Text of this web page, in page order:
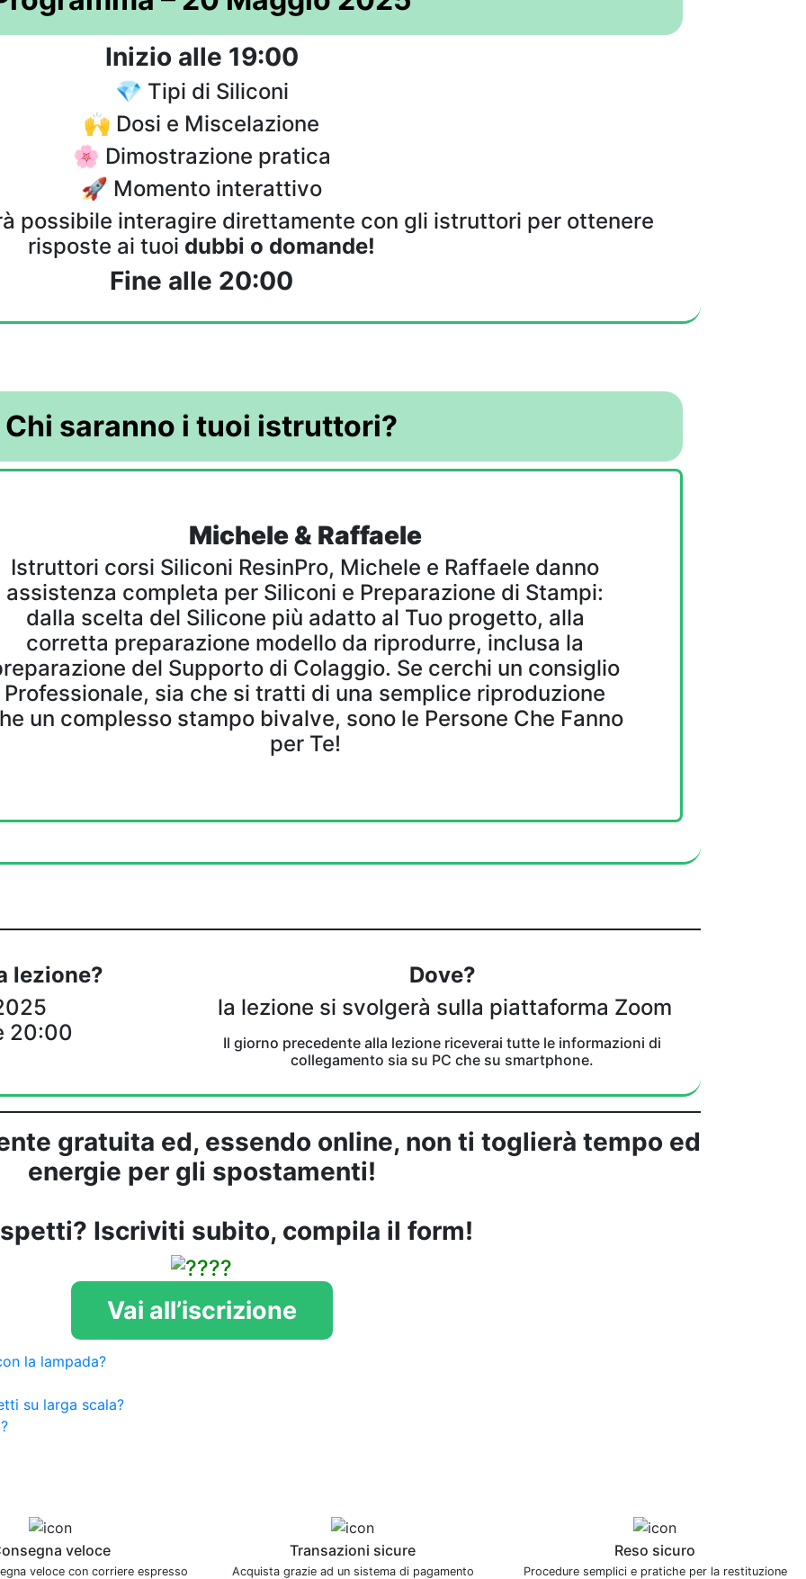
Inizio alle 19:00
💎 Tipi di Siliconi
🙌 Dosi e Miscelazione
🌸 Dimostrazione pratica
🚀 Momento interattivo
possibile interagire direttamente con gli istruttori per ottenere
risposte ai tuoi dubbi o domande!
Fine alle 20:00
Chi saranno i tuoi istruttori?
Michele & Raffaele
Istruttori corsi Siliconi ResinPro, Michele e Raffaele danno
assistenza completa per Siliconi e Preparazione di Stampi:
dalla scelta del Silicone più adatto al Tuo progetto, alla
corretta preparazione modello da riprodurre, inclusa la
del Supporto di Colaggio. Se cerchi un consiglio
Professionale, sia che si tratti di una semplice riproduzione
un complesso stampo bivalve, sono le Persone Che Fanno
per Te!
lezione?
20:00
Dove?
la lezione si svolgerà sulla piattaforma Zoom
Il giorno precedente alla lezione riceverai tutte le informazioni di
collegamento sia su PC che su smartphone.
gratuita ed, essendo online, non ti toglierà tempo ed
energie per gli spostamenti!
Iscriviti subito, compila il form!
Vai all’iscrizione
la lampada?
su larga scala?
veloce
veloce con corriere espresso
Transazioni sicure
Acquista grazie ad un sistema di pagamento
Reso sicuro
Procedure semplici e pratiche per la restituzione